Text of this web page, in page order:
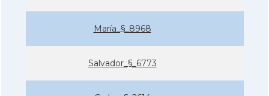
Marí­a_§_8968
Salvador_§_6773